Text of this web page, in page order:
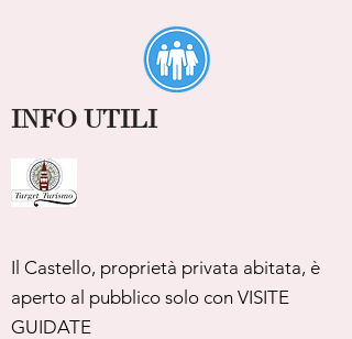
INFO UTILI
Il Castello, proprietà privata abitata, è
aperto al pubblico solo con VISITE
GUIDATE